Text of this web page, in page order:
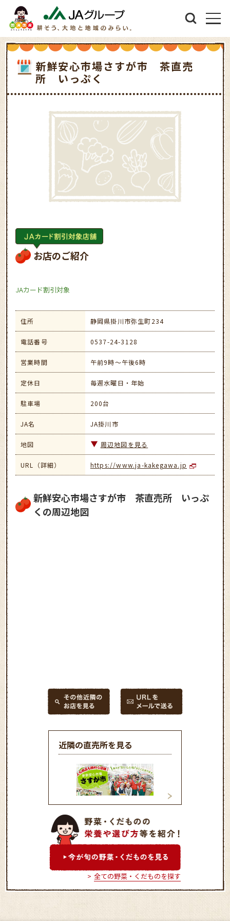
新鮮安心市場さすが市 茶直売
所 いっぷく
お店のご紹介
JAカード割引対象
住所 静岡県掛川市弥生町234
電話番号 0537-24-3128
営業時間 午前9時～午後6時
定休日 毎週水曜日・年始
駐車場 200台
JA名 JA掛川市
地図 周辺地図を見る
URL（詳細） https://www.ja-kakegawa.jp
新鮮安心市場さすが市 茶直売所 いっぷ
くの周辺地図
近隣の直売所を見る
新鮮安心市場 さすが市
全ての野菜・くだものを探す